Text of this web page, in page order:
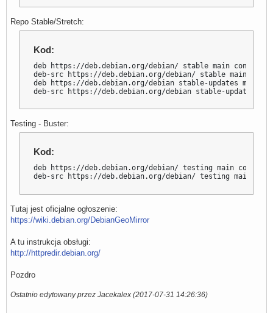
Repo Stable/Stretch:
Kod:
deb https://deb.debian.org/debian/ stable main contrib
deb-src https://deb.debian.org/debian/ stable main
deb https://deb.debian.org/debian stable-updates main
deb-src https://deb.debian.org/debian stable-updates
Testing - Buster:
Kod:
deb https://deb.debian.org/debian/ testing main contrib
deb-src https://deb.debian.org/debian/ testing main
Tutaj jest oficjalne ogłoszenie:
https://wiki.debian.org/DebianGeoMirror
A tu instrukcja obsługi:
http://httpredir.debian.org/
Pozdro
Ostatnio edytowany przez Jacekalex (2017-07-31 14:26:36)